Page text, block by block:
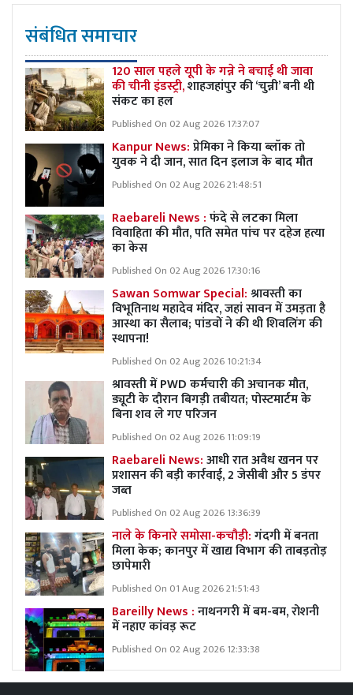
संबंधित समाचार
120 साल पहले यूपी के गन्ने ने बचाई थी जावा
की चीनी इंडस्ट्री,शाहजहांपुर की ‘चुन्नी’ बनी थी
संकट का हल
Published On 02 Aug 2026 17:37:07
Kanpur News:प्रेमिका ने किया ब्लॉक तो
युवक ने दी जान, सात दिन इलाज के बाद मौत
Published On 02 Aug 2026 21:48:51
Raebareli News :फंदे से लटका मिला
विवाहिता की मौत, पति समेत पांच पर दहेज हत्या
का केस
Published On 02 Aug 2026 17:30:16
Sawan Somwar Special:श्रावस्ती का
विभूतिनाथ महादेव मंदिर, जहां सावन में उमड़ता है
आस्था का सैलाब; पांडवों ने की थी शिवलिंग की
स्थापना!
Published On 02 Aug 2026 10:21:34
श्रावस्ती में PWD कर्मचारी की अचानक मौत,
ड्यूटी के दौरान बिगड़ी तबीयत; पोस्टमार्टम के
बिना शव ले गए परिजन
Published On 02 Aug 2026 11:09:19
Raebareli News:आधी रात अवैध खनन पर
प्रशासन की बड़ी कार्रवाई, 2 जेसीबी और 5 डंपर
जब्त
Published On 02 Aug 2026 13:36:39
नाले के किनारे समोसा-कचौड़ी:गंदगी में बनता
मिला केक; कानपुर में खाद्य विभाग की ताबड़तोड़
छापेमारी
Published On 01 Aug 2026 21:51:43
Bareilly News :नाथनगरी में बम-बम, रोशनी
में नहाए कांवड़ रूट
Published On 02 Aug 2026 12:33:38